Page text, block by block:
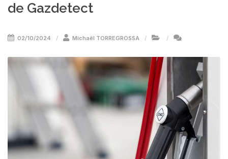
de Gazdetect
02/10/2024 Michaël TORREGROSSA